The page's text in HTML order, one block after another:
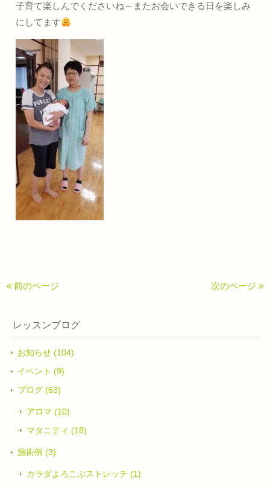
子育て楽しんでくださいね～またお会いできる日を楽しみ
にしてます
« 前のページ 次のページ »
レッスンブログ
お知らせ (104)
イベント (9)
ブログ (63)
アロマ (10)
マタニティ (18)
施術例 (3)
カラダよろこぶストレッチ (1)